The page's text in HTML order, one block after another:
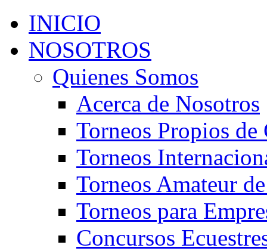
INICIO
NOSOTROS
Quienes Somos
Acerca de Nosotros
Torneos Propios
Torneos
Torneos Amateur
Torneos para
Concursos